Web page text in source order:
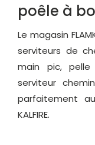
poêle à
Le magasin
serviteurs de
main pic,
serviteur
parfaitement
KALFIRE.